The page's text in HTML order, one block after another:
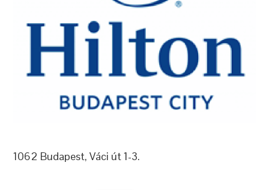
1062 Budapest, Váci út 1-3.